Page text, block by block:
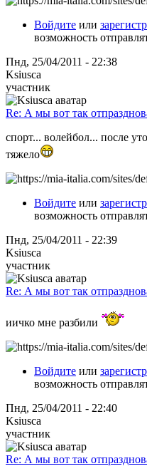
Войдите или
возможность
Пнд, 25/04/2011 - 22:38
Ksiusca
участник
Re: А мы вот так
спорт... волейбол... после
тяжело
Войдите или
возможность
Пнд, 25/04/2011 - 22:39
Ksiusca
участник
Re: А мы вот так
иичко мне разбили
Войдите или
возможность
Пнд, 25/04/2011 - 22:40
Ksiusca
участник
Re: А мы вот так